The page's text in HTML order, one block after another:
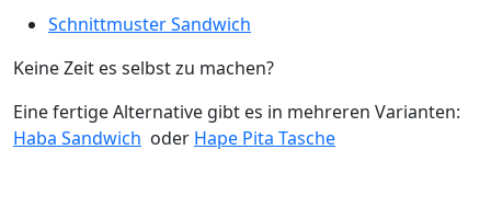
Schnittmuster Sandwich
Keine Zeit es selbst zu machen?
Eine fertige Alternative gibt es in mehreren Varianten:
Haba Sandwich oder Hape Pita Tasche